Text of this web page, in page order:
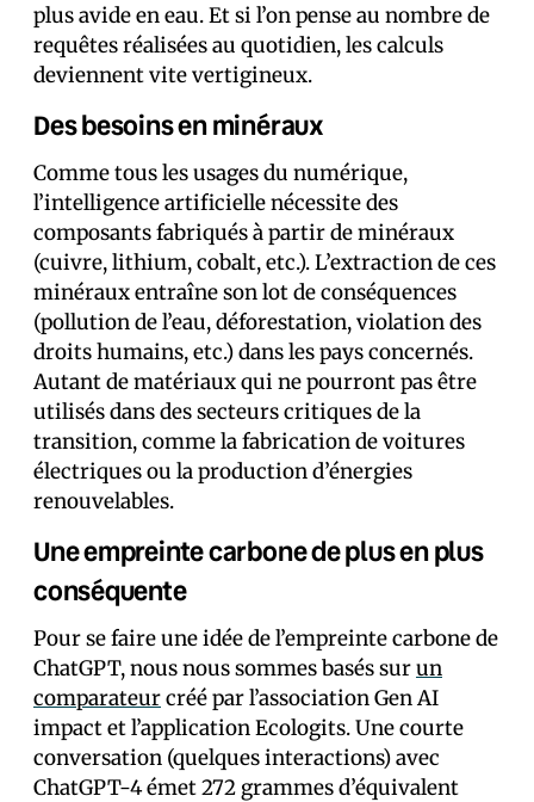
plus avide en eau. Et si l’on pense au nombre de
requêtes réalisées au quotidien, les calculs
deviennent vite vertigineux.
Des besoins en minéraux
Comme tous les usages du numérique,
l’intelligence artificielle nécessite des
composants fabriqués à partir de minéraux
(cuivre, lithium, cobalt, etc.). L’extraction de ces
minéraux entraîne son lot de conséquences
(pollution de l’eau, déforestation, violation des
droits humains, etc.) dans les pays concernés.
Autant de matériaux qui ne pourront pas être
utilisés dans des secteurs critiques de la
transition, comme la fabrication de voitures
électriques ou la production d’énergies
renouvelables.
Une empreinte carbone de plus en plus
conséquente
Pour se faire une idée de l’empreinte carbone de
ChatGPT, nous nous sommes basés surun
comparateurcréé par l’association Gen AI
impact et l’application Ecologits. Une courte
conversation (quelques interactions) avec
ChatGPT-4 émet 272 grammes d’équivalent